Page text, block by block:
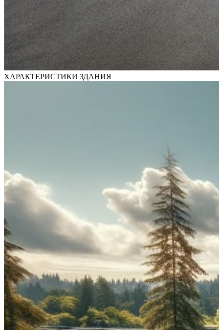
ХАРАКТЕРИСТИКИ ЗДАНИЯ